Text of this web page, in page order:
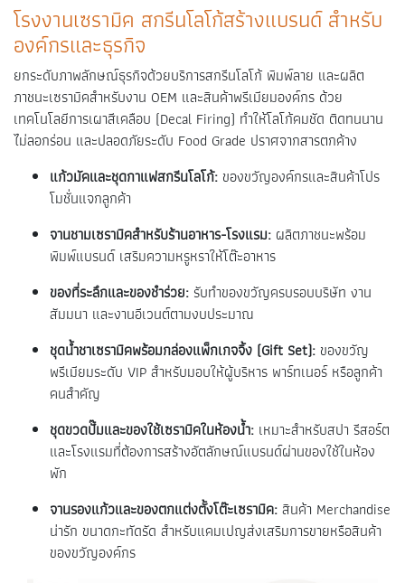
โรงงานเซรามิค สกรีนโลโก้สร้างแบรนด์ สำหรับ
องค์กรและธุรกิจ
ยกระดับภาพลักษณ์ธุรกิจด้วยบริการสกรีนโลโก้ พิมพ์ลาย และผลิต
ภาชนะเซรามิคสำหรับงาน OEM และสินค้าพรีเมียมองค์กร ด้วย
เทคโนโลยีการเผาสีเคลือบ (Decal Firing) ทำให้โลโก้คมชัด ติดทนนาน
ไม่ลอกร่อน และปลอดภัยระดับ Food Grade ปราศจากสารตกค้าง
แก้วมัคและชุดกาแฟสกรีนโลโก้: ของขวัญองค์กรและสินค้าโปร
โมชั่นแจกลูกค้า
จานชามเซรามิคสำหรับร้านอาหาร-โรงแรม: ผลิตภาชนะพร้อม
พิมพ์แบรนด์ เสริมความหรูหราให้โต๊ะอาหาร
ของที่ระลึกและของชำร่วย: รับทำของขวัญครบรอบบริษัท งาน
สัมมนา และงานอีเวนต์ตามงบประมาณ
ชุดน้ำชาเซรามิคพร้อมกล่องแพ็กเกจจิ้ง (Gift Set): ของขวัญ
พรีเมียมระดับ VIP สำหรับมอบให้ผู้บริหาร พาร์ทเนอร์ หรือลูกค้า
คนสำคัญ
ชุดขวดปั๊มและของใช้เซรามิคในห้องน้ำ: เหมาะสำหรับสปา รีสอร์ต
และโรงแรมที่ต้องการสร้างอัตลักษณ์แบรนด์ผ่านของใช้ในห้อง
พัก
จานรองแก้วและของตกแต่งตั้งโต๊ะเซรามิค: สินค้า Merchandise
น่ารัก ขนาดกะทัดรัด สำหรับแคมเปญส่งเสริมการขายหรือสินค้า
ของขวัญองค์กร